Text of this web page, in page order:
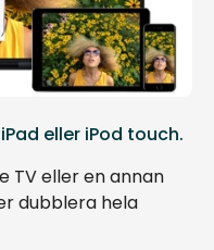
eller iPod touch.
TV eller en annan
dubblera hela